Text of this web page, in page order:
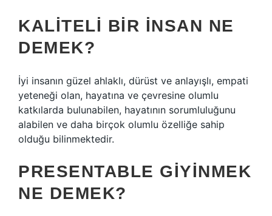
KALITELI BIR INSAN NE
DEMEK?
İyi insanın güzel ahlaklı, dürüst ve anlayışlı, empati
yeteneği olan, hayatına ve çevresine olumlu
katkılarda bulunabilen, hayatının sorumluluğunu
alabilen ve daha birçok olumlu özelliğe sahip
olduğu bilinmektedir.
PRESENTABLE GIYINMEK
NE DEMEK?